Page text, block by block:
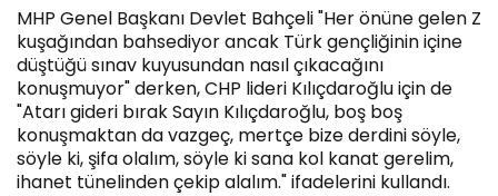
MHP Genel Başkanı Devlet Bahçeli "Her önüne gelen Z
kuşağından bahsediyor ancak Türk gençliğinin içine
düştüğü sınav kuyusundan nasıl çıkacağını
konuşmuyor" derken, CHP lideri Kılıçdaroğlu için de
"Atarı gideri bırak Sayın Kılıçdaroğlu, boş boş
konuşmaktan da vazgeç, mertçe bize derdini söyle,
söyle ki, şifa olalım, söyle ki sana kol kanat gerelim,
ihanet tünelinden çekip alalım." ifadelerini kullandı.